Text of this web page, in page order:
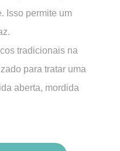
Isso permite um
tradicionais na
para tratar uma
aberta, mordida